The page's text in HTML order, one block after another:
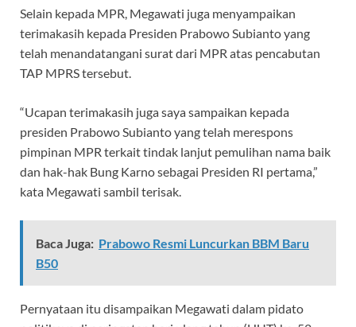
Selain kepada MPR, Megawati juga menyampaikan
terimakasih kepada Presiden Prabowo Subianto yang
telah menandatangani surat dari MPR atas pencabutan
TAP MPRS tersebut.
“Ucapan terimakasih juga saya sampaikan kepada
presiden Prabowo Subianto yang telah merespons
pimpinan MPR terkait tindak lanjut pemulihan nama baik
dan hak-hak Bung Karno sebagai Presiden RI pertama,”
kata Megawati sambil terisak.
Baca Juga: Prabowo Resmi Luncurkan BBM Baru
B50
Pernyataan itu disampaikan Megawati dalam pidato